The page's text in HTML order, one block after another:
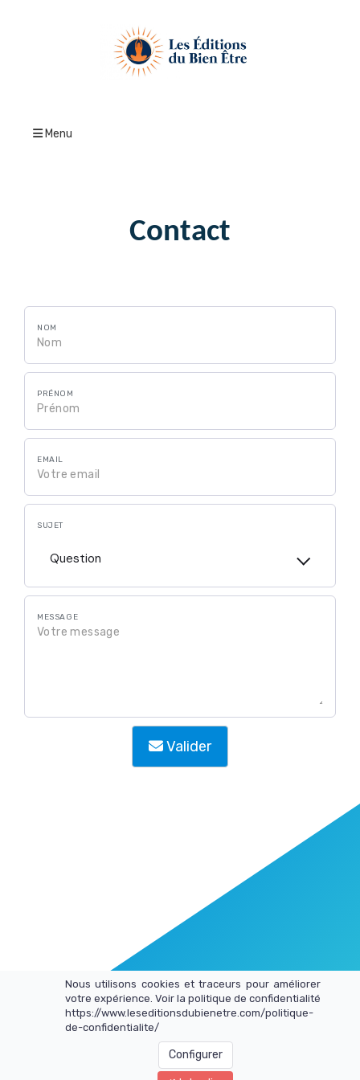
Menu
Contact
NOM
PRÉNOM
EMAIL
SUJET
Question
MESSAGE
Valider
Les Éditions du Bien Être tous droits réservés -
Nous utilisons cookies et traceurs pour améliorer
votre expérience. Voir la politique de confidentialité
https://www.leseditionsdubienetre.com/politique-
de-confidentialite/
Configurer